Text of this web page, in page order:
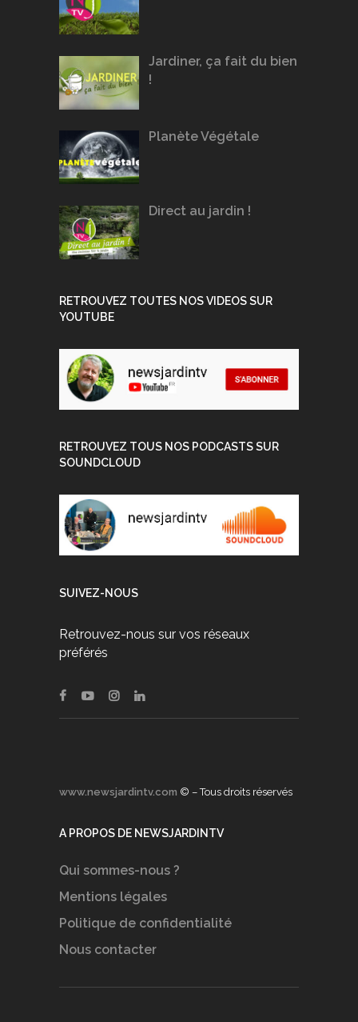
Jardiner, ça fait du bien
!
Planète Végétale
Direct au jardin !
RETROUVEZ TOUTES NOS VIDEOS SUR
YOUTUBE
RETROUVEZ TOUS NOS PODCASTS SUR
SOUNDCLOUD
SUIVEZ-NOUS
Retrouvez-nous sur vos réseaux
préférés
www.newsjardintv.com © – Tous droits réservés
A PROPOS DE NEWSJARDINTV
Qui sommes-nous ?
Mentions légales
Politique de confidentialité
Nous contacter